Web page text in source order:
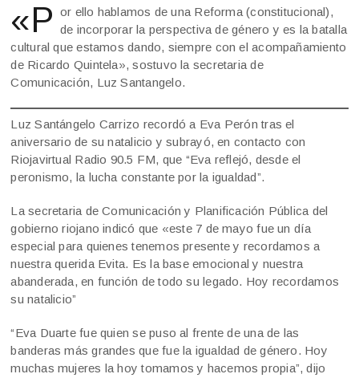
«P or ello hablamos de una Reforma (constitucional),
de incorporar la perspectiva de género y es la batalla
cultural que estamos dando, siempre con el acompañamiento
de Ricardo Quintela», sostuvo la secretaria de
Comunicación, Luz Santangelo.
Luz Santángelo Carrizo recordó a Eva Perón tras el
aniversario de su natalicio y subrayó, en contacto con
Riojavirtual Radio 90.5 FM, que “Eva reflejó, desde el
peronismo, la lucha constante por la igualdad”.
La secretaria de Comunicación y Planificación Pública del
gobierno riojano indicó que «este 7 de mayo fue un día
especial para quienes tenemos presente y recordamos a
nuestra querida Evita. Es la base emocional y nuestra
abanderada, en función de todo su legado. Hoy recordamos
su natalicio”
“Eva Duarte fue quien se puso al frente de una de las
banderas más grandes que fue la igualdad de género. Hoy
muchas mujeres la hoy tomamos y hacemos propia”, dijo